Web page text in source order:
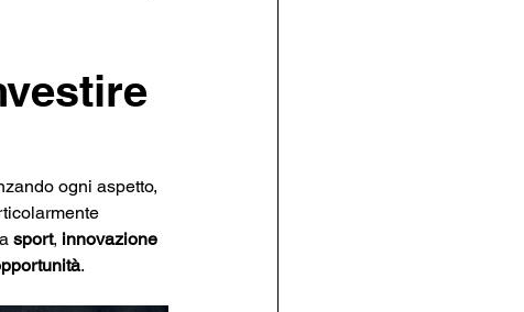
ogni aspetto,
sport, innovazione
.